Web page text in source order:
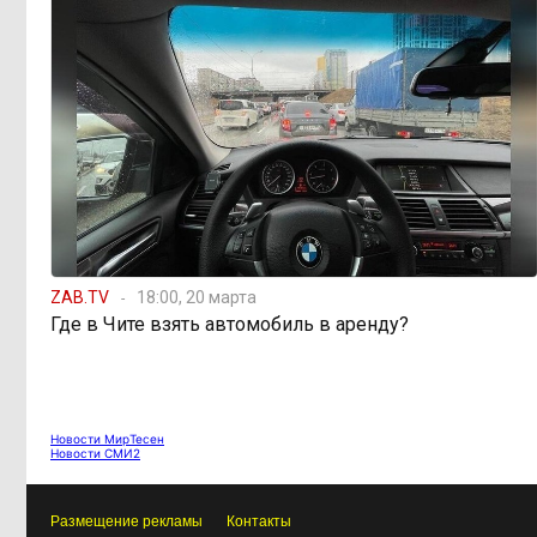
16:58, 6 августа Консультанты
возглавили рейтинг самых
высокооплачиваемых подработок
за смену в ДФО
15:02, 6 августа
«Ждать некогда»:
жители подтопленного Угдана
просят технику, пока чиновники
разводят руками
12:33, 6 августа
переживает туристический бум
ZAB.TV 18:00, 20 марта
Где в Чите взять автомобиль в аренду?
Новости МирТесен
Новости СМИ2
Размещение рекламы Контакты